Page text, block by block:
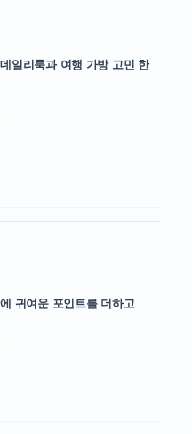
일리룩과 여행 가방 고민 한
귀여운 포인트를 더하고